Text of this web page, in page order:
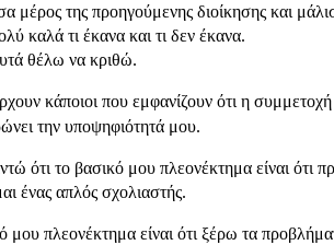
μέρος της προηγούμενης διοίκησης και
καλά τι έκανα και τι δεν έκανα.
θέλω να κριθώ.
κάποιοι που εμφανίζουν ότι η
την υποψηφιότητά μου.
ότι το βασικό μου πλεονέκτημα είναι ότι
ένας απλός σχολιαστής.
μου πλεονέκτημα είναι ότι ξέρω τα